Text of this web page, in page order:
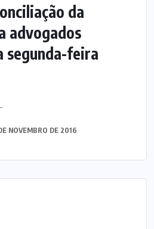
da
advogados
segunda-feira
NOVEMBRO DE 2016